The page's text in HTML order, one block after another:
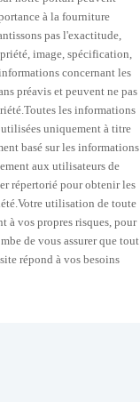
à la fourniture
pas l'exactitude,
image, spécification,
concernant les
préavis et peuvent ne pas
les informations
uniquement à titre
basé sur les informations
aux utilisateurs de
répertorié pour obtenir les
utilisation de toute
à vos propres risques, pour
de vous assurer que tout
répond à vos besoins